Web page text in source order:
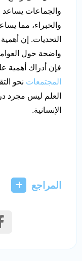
والجماعات يساعد
والخبراء، مما
التحديات. إن
واضحة حول
فإن أدراك أهمية
المجتمعات نحو
العلم ليس مجرد
الإنسانية.
المراجع